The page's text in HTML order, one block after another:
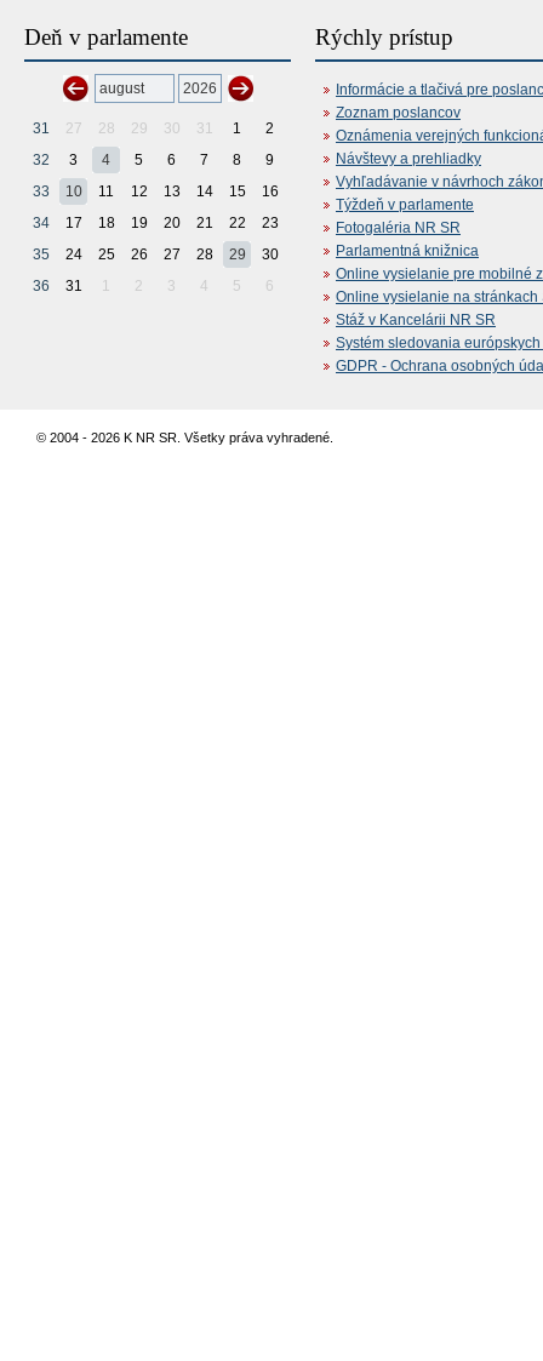
Deň v parlamente
31 27 28 29 30 31 1
2
32
3 4 5 6 7 8
9
33
10 11 12 13 14 15
16
34
17 18 19 20 21 22
23
35
24 25 26 27 28 29
30
36
31 1 2 3 4 5 6
Rýchly prístup
Informácie a tlačivá pre
Zoznam poslancov
Oznámenia verejných
Návštevy a prehliadky
Vyhľadávanie v návrhoch
Týždeň v parlamente
Fotogaléria NR SR
Parlamentná knižnica
Online vysielanie pre mobilné
Online vysielanie na stránkach
Stáž v Kancelárii NR SR
Systém sledovania
GDPR - Ochrana osobných
© 2004 - 2026 K NR SR. Všetky práva vyhradené.